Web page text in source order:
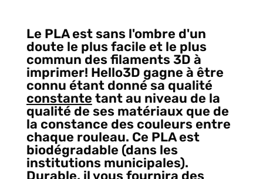
Le PLA est sans l'ombre d'un
doute le plus facile et le plus
commun des filaments 3D à
imprimer! Hello3D gagne à être
connu étant donné sa qualité
constante tant au niveau de la
qualité de ses matériaux que de
la constance des couleurs entre
chaque rouleau. Ce PLA est
biodégradable (dans les
institutions municipales).
Durable, il vous fournira des